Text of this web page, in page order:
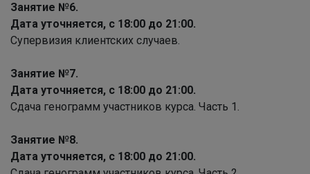
Занятие №6.
Дата уточняется, с 18:00 до 21:00.
Супервизия клиентских случаев.
Занятие №7.
Дата уточняется, с 18:00 до 21:00.
Сдача генограмм участников курса. Часть 1.
Занятие №8.
Дата уточняется, с 18:00 до 21:00.